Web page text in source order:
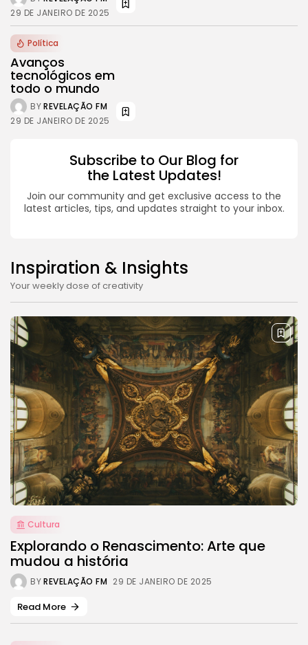
BY REVELAÇÃO FM
3.8 The Perfect Grind: How Premium Coffee
Grinders Elevate Your Brewing Experience
BYREVELAÇÃO FM
3.8 A Comprehensive Review of the Latest
Smartphone: Features, Performance, and
Tecnologia
Dive into the World of Noise Cancelling
Headphones
BYREVELAÇÃO FM 25 DE JUNHO DE 2024
CTA Title
FOLLOW US
JOIN OUR COMMUNITY
29 DE JANEIRO DE 2025
Política
Avanços
tecnológicos em
todo o mundo
BYREVELAÇÃO FM
29 DE JANEIRO DE 2025
Subscribe to Our Blog for
the Latest Updates!
Join our community and get exclusive access to the
latest articles, tips, and updates straight to your inbox.
Inspiration & Insights
Your weekly dose of creativity
Cultura
Explorando o Renascimento: Arte que
mudou a história
BYREVELAÇÃO FM 29 DE JANEIRO DE 2025
Read More